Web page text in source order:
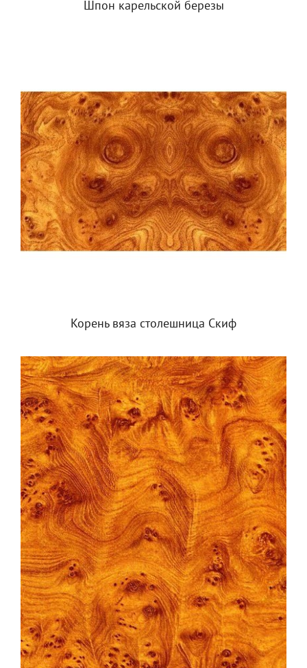
Шпон карельской березы
Корень вяза столешница Скиф